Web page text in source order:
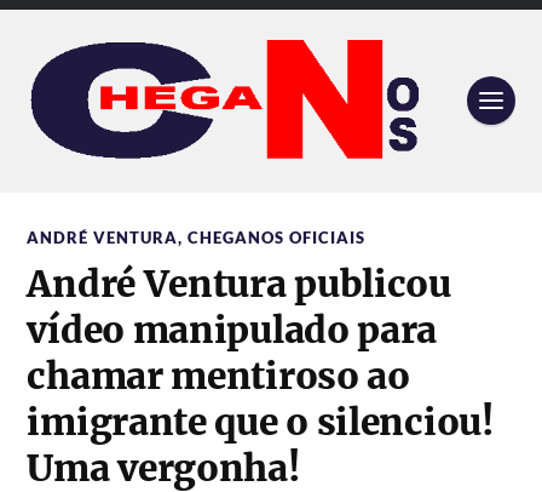
ANDRÉ VENTURA,CHEGANOS OFICIAIS
André Ventura publicou
vídeo manipulado para
chamar mentiroso ao
imigrante que o silenciou!
Uma vergonha!